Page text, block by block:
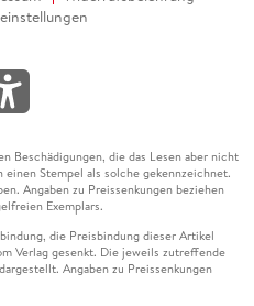
Beschädigungen, die das Lesen aber nicht
Stempel als solche gekennzeichnet.
Angaben zu Preissenkungen beziehen
Exemplars.
die Preisbindung dieser Artikel
Verlag gesenkt. Die jeweils zutreffende
Angaben zu Preissenkungen